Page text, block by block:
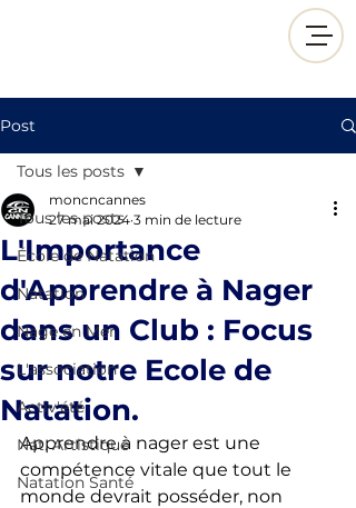
Post
Tous les posts
École de Natation
Natation
Nage en Mer
L'association
Activ'été
Nat. Artistique
Natation Santé
Tous les posts
L'Importance
d'Apprendre à Nager
dans un Club : Focus
sur notre Ecole de
Natation.
moncncannes
27 mai 2024 3 min de lecture
Apprendre à nager est une
compétence vitale que tout le
monde devrait posséder, non